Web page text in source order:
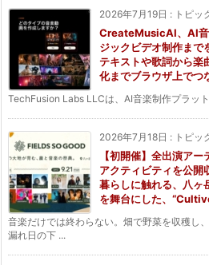
2026年7月19日 : トピッ
CreateMusicAI、AI音
ジックビデオ制作まで
テキストや歌詞から楽
化までブラウザ上でつ
TechFusion Labs LLCは、AI音楽制作プラッ
2026年7月18日 : トピッ
【初開催】全出演ア
アクティビティを公
暮らしに触れる、八ヶ
を舞台にした、
音楽だけでは終わらない。畑で野菜を収穫し
漏れ日の下 ...